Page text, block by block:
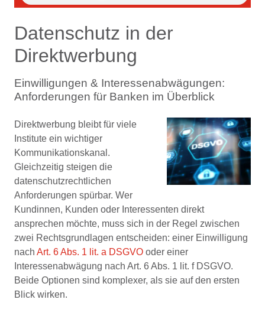
Datenschutz in der
Direktwerbung
Einwilligungen & Interessenabwägungen:
Anforderungen für Banken im Überblick
Direktwerbung bleibt für viele
Institute ein wichtiger
Kommunikationskanal.
Gleichzeitig steigen die
datenschutzrechtlichen
Anforderungen spürbar. Wer
Kundinnen, Kunden oder Interessenten direkt
ansprechen möchte, muss sich in der Regel zwischen
zwei Rechtsgrundlagen entscheiden: einer Einwilligung
nach Art. 6 Abs. 1 lit. a DSGVO oder einer
Interessenabwägung nach Art. 6 Abs. 1 lit. f DSGVO.
Beide Optionen sind komplexer, als sie auf den ersten
Blick wirken.